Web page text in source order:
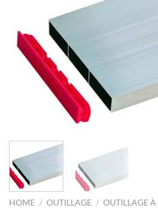
HOME / OUTILLAGE / OUTILLAGE